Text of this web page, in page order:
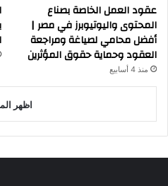
عقود العمل الخاصة بصناع
المحتوى واليوتيوبرز في مصر |
أفضل محامي لصياغة ومراجعة
العقود وحماية حقوق المؤثرين
منذ 4 أسابيع
اظهر